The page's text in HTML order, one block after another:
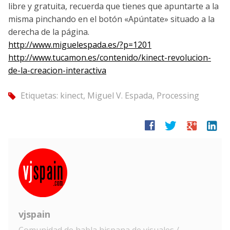
libre y gratuita, recuerda que tienes que apuntarte a la
misma pinchando en el botón «Apúntate» situado a la
derecha de la página.
http://www.miguelespada.es/?p=1201
http://www.tucamon.es/contenido/kinect-revolucion-
de-la-creacion-interactiva
tag Etiquetas: kinect, Miguel V. Espada, Processing
facebook twitter google linkedin
vjspain